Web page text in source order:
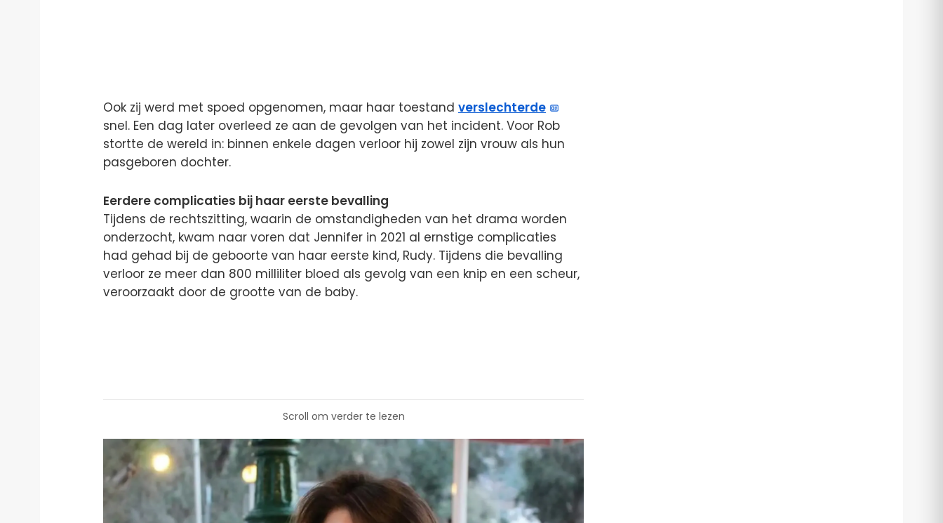
Ook zij werd met spoed opgenomen, maar haar toestand verslechterde
snel. Een dag later overleed ze aan de gevolgen van het incident. Voor Rob
stortte de wereld in: binnen enkele dagen verloor hij zowel zijn vrouw als hun
pasgeboren dochter.
Eerdere complicaties bij haar eerste bevalling
Tijdens de rechtszitting, waarin de omstandigheden van het drama worden
onderzocht, kwam naar voren dat Jennifer in 2021 al ernstige complicaties
had gehad bij de geboorte van haar eerste kind, Rudy. Tijdens die bevalling
verloor ze meer dan 800 milliliter bloed als gevolg van een knip en een scheur,
veroorzaakt door de grootte van de baby.
Scroll om verder te lezen